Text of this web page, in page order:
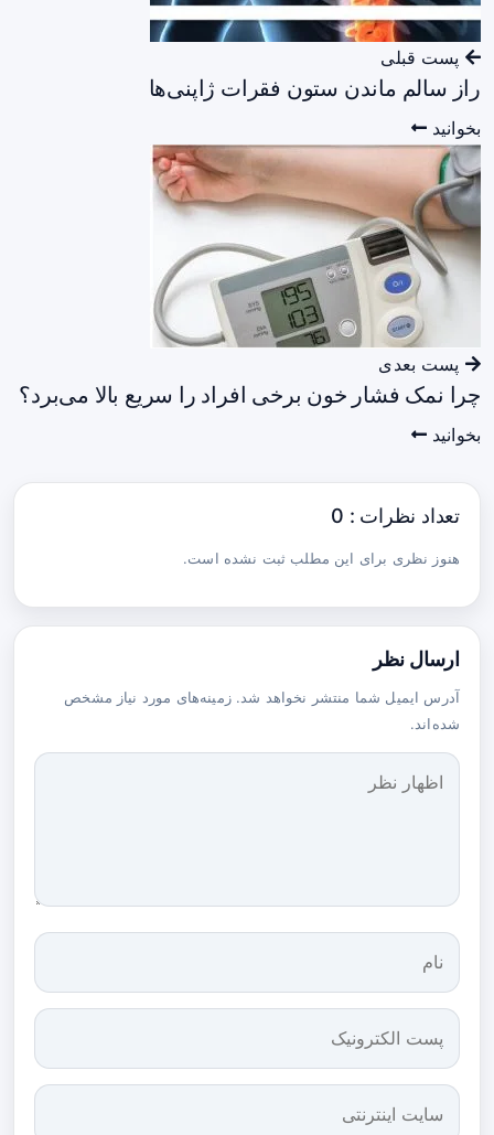
پست قبلی
راز سالم ماندن ستون فقرات ژاپنی‌ها
بخوانید
پست بعدی
چرا نمک فشار خون برخی افراد را سریع بالا می‌برد؟
بخوانید
تعداد نظرات : 0
هنوز نظری برای این مطلب ثبت نشده است.
ارسال نظر
آدرس ایمیل شما منتشر نخواهد شد. زمینه‌های مورد نیاز مشخص
شده‌اند.